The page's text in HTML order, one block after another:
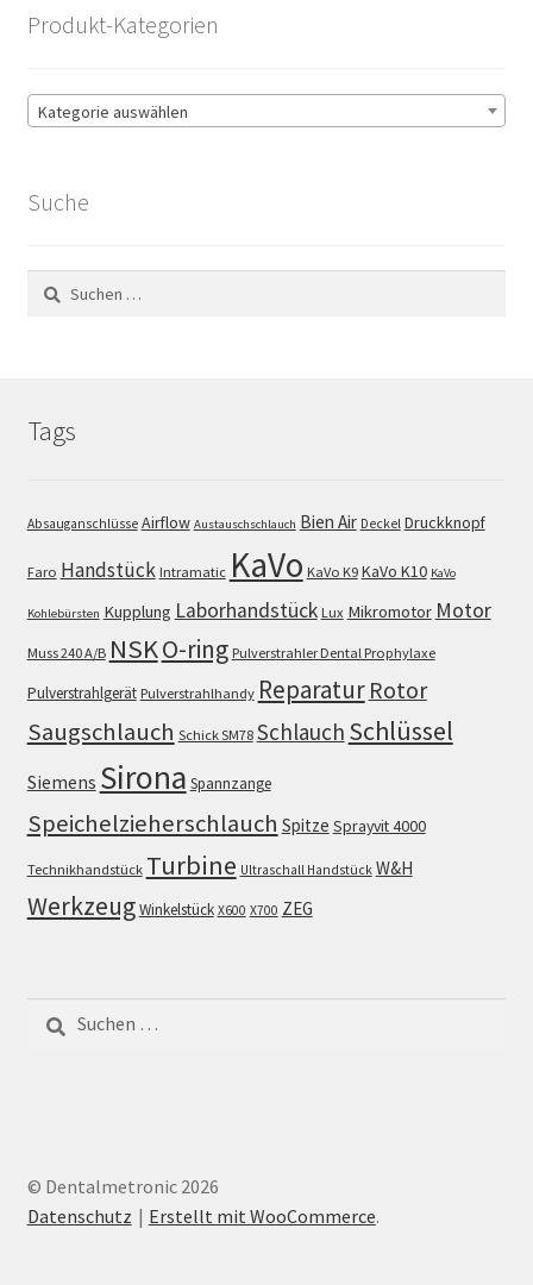
Produkt-Kategorien
Kategorie auswählen
Suche
Suchen
nach:
Tags
Absauganschlüsse Airflow Austauschschlauch Bien Air Deckel Druckknopf
Faro Handstück Intramatic KaVo KaVo K9 KaVo K10 KaVo
Kohlebürsten Kupplung Laborhandstück Lux Mikromotor Motor
Muss 240 A/B NSKO-ring Pulverstrahler Dental Prophylaxe
Pulverstrahlgerät Pulverstrahlhandy Reparatur Rotor
Saugschlauch Schick SM78 Schlauch Schlüssel
Siemens Sirona Spannzange
Speichelzieherschlauch Spitze Sprayvit 4000
Technikhandstück Turbine Ultraschall Handstück W&H
WerkzeugWinkelstück X600 X700 ZEG
nach:
© Dentalmetronic 2026
Datenschutz
Erstellt mit WooCommerce.